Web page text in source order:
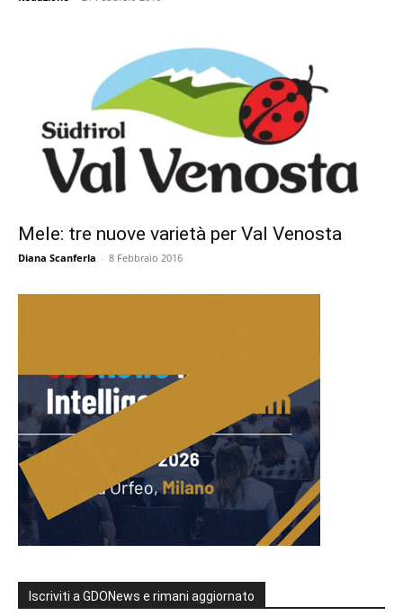
Mele: tre nuove varietà per Val Venosta
Diana Scanferla - 8 Febbraio 2016
Iscriviti a GDONews e rimani aggiornato